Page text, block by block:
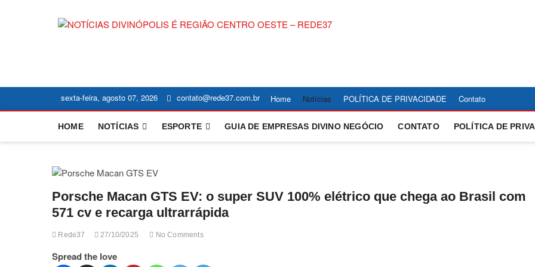
sexta-feira, agosto 07, 2026 contato@rede37.com.br Home Notícias POLÍTICA DE PRIVACIDADE Contato
HOME NOTÍCIAS ESPORTE GUIA DE EMPRESAS DIVINO NEGÓCIO CONTATO POLÍTICA DE
Porsche Macan GTS EV: o super SUV 100% elétrico que chega ao Brasil com
571 cv e recarga ultrarrápida
Rede37 27/10/2025 No Comments
Spread the love